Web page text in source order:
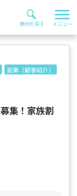
副業（顧客紹介）
集！家族割